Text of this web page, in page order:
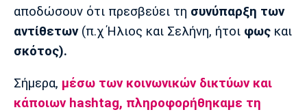
Μάντσεστερ
αποδώσουν ότι πρεσβεύει τη συνύπαρξη των
αντίθετων(π.χ Ήλιος και Σελήνη, ήτοι φως και
σκότος).
Σήμερα, μέσω τωνκοινωνικών δικτύωνκαι
κάποιων hashtag, πληροφορήθηκαμε τη